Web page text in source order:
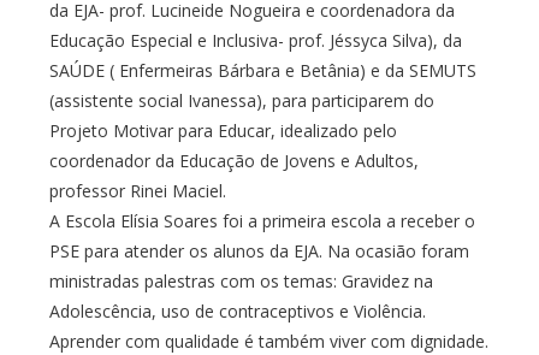
da EJA- prof. Lucineide Nogueira e coordenadora da
Educação Especial e Inclusiva- prof. Jéssyca Silva), da
SAÚDE ( Enfermeiras Bárbara e Betânia) e da SEMUTS
(assistente social Ivanessa), para participarem do
Projeto Motivar para Educar, idealizado pelo
coordenador da Educação de Jovens e Adultos,
professor Rinei Maciel.
A Escola Elísia Soares foi a primeira escola a receber o
PSE para atender os alunos da EJA. Na ocasião foram
ministradas palestras com os temas: Gravidez na
Adolescência, uso de contraceptivos e Violência.
Aprender com qualidade é também viver com dignidade.